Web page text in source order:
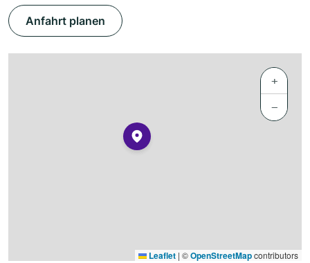
Anfahrt planen
+
−
Leaflet | ©OpenStreetMapcontributors